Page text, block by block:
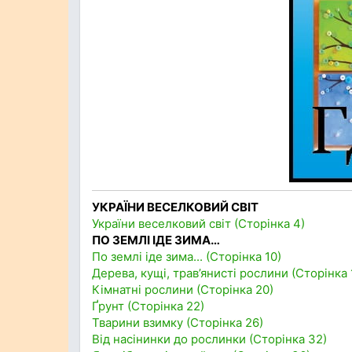
УКРАЇНИ ВЕСЕЛКОВИЙ СВІТ
України веселковий світ (Сторінка 4)
ПО ЗЕМЛІ ІДЕ ЗИМА…
По землі іде зима... (Сторінка 10)
Дерева, кущі, трав’янисті рослини (Сторінка
Кімнатні рослини (Сторінка 20)
Ґрунт (Сторінка 22)
Тварини взимку (Сторінка 26)
Від насінинки до рослинки (Сторінка 32)